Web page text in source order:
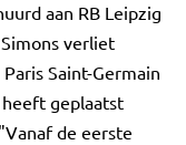
aan RB Leipzig
verliet
Saint-Germain
heeft geplaatst
de eerste